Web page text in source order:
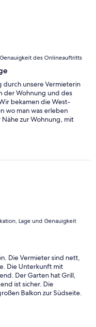
des Onlineauftritts
durch unsere Vermieterin
der Wohnung und des
bekamen die West-
wo man was erleben
zur Wohnung, mit
Das Auto bekam auf
hatten wir eine
Lage und Genauigkeit
Die Vermieter sind nett,
Die Unterkunft mit
Der Garten hat Grill,
ist sicher. Die
Balkon zur Südseite.
Familie. Zentral
Heviz Bad ca. 6 Km